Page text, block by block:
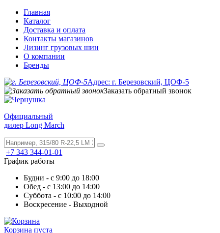
Главная
Каталог
Доставка и оплата
Контакты магазинов
Лизинг грузовых шин
О компании
Бренды
Адрес: г. Березовский, ЦОФ-5
Заказать обратный звонок
Официальный
дилер Long March
+7 343 344-01-01
График работы
Будни - с 9:00 до 18:00
Обед - с 13:00 до 14:00
Суббота - с 10:00 до 14:00
Воскресение - Выходной
Корзина пуста